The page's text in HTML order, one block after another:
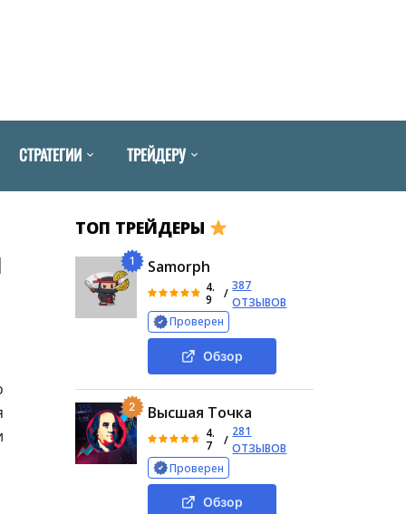
СТРАТЕГИИ ТРЕЙДЕРУ
ТОП ТРЕЙДЕРЫ
1 Samorph
4.
9
/
387
ОТЗЫВОВ
Проверен
Обзор
2 Высшая Точка
4.
7
/
281
ОТЗЫВОВ
Проверен
Обзор